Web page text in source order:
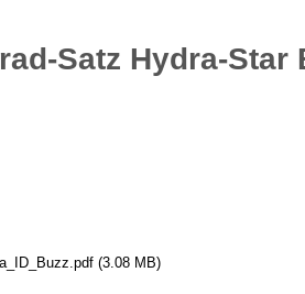
Satz Hydra-Star
(3.08 MB)